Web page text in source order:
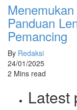
Panduan
Pemancing
By Redaksi
24/01/2025
2 Mins read
Latest